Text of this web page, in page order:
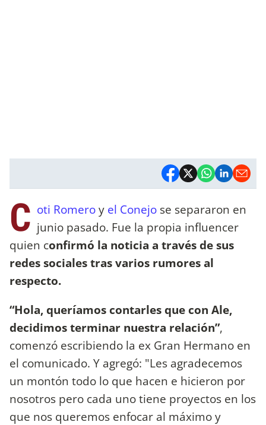
C oti Romeroy el Conejo se separaron en
junio pasado. Fue la propia influencer
quien confirmó la noticia a través de sus
redes sociales tras varios rumores al
respecto.
“Hola, queríamos contarles que con Ale,
decidimos terminar nuestra relación”,
comenzó escribiendo la ex Gran Hermano en
el comunicado. Y agregó: "Les agradecemos
un montón todo lo que hacen e hicieron por
nosotros pero cada uno tiene proyectos en los
que nos queremos enfocar al máximo y